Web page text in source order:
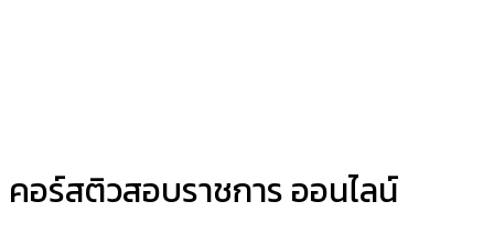
คอร์สติวสอบราชการ ออนไลน์